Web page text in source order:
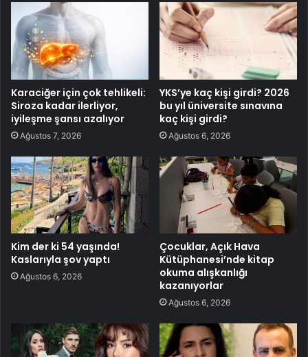
Karaciğer için çok tehlikeli:
Siroza kadar ilerliyor,
iyileşme şansı azalıyor
Ağustos 7, 2026
YKS’ye kaç kişi girdi? 2026
bu yıl üniversite sınavına
kaç kişi girdi?
Ağustos 6, 2026
Kim der ki 54 yaşında!
Kaslarıyla şov yaptı
Ağustos 6, 2026
Çocuklar, Açık Hava
Kütüphanesi’nde kitap
okuma alışkanlığı
kazanıyorlar
Ağustos 6, 2026